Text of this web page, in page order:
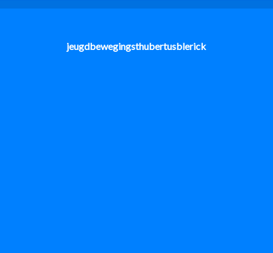
jeugdbewegingsthubertusblerick